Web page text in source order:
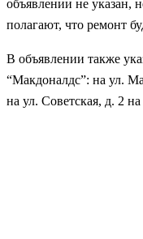
объявлении не указан,
полагают, что ремонт
В объявлении также
“Макдоналдс”: на ул.
на ул. Советская, д. 2